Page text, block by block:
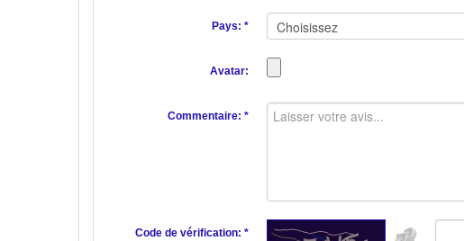
Pays: *
Avatar:
Commentaire: *
Code de vérification: *